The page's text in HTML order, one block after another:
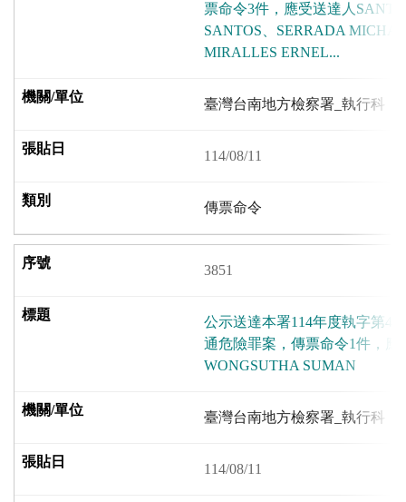
票命令3件，應受送達人
SANTOS、SERRADA
MIRALLES ERNEL...
臺灣台南地方檢察署_執行科
114/08/11
傳票命令
3851
公示送達本署114年度執字第
通危險罪案，傳票命令1件，應
WONGSUTHA SUMAN
臺灣台南地方檢察署_執行科
114/08/11